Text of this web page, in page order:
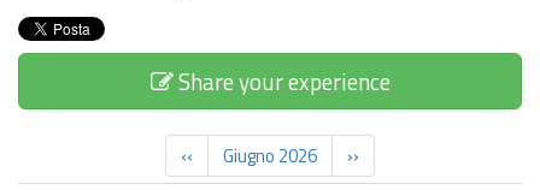
Share your experience
‹‹ Giugno 2026
››